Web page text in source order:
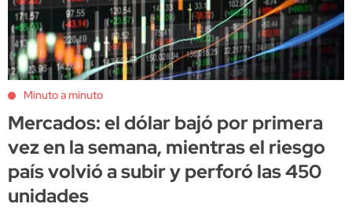
Minuto a minuto
Mercados: el dólar bajó por primera
vez en la semana, mientras el riesgo
país volvió a subir y perforó las 450
unidades